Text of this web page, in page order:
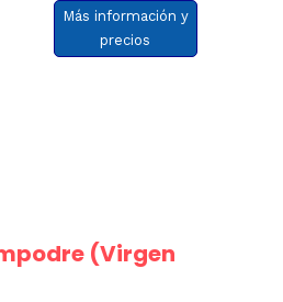
Más información y
precios
(Virgen